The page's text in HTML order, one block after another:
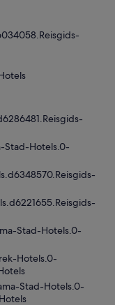
Stad-Hotels.0-
Stad-Hotels.0-
Hotels.0-
Stad-Hotels.0-